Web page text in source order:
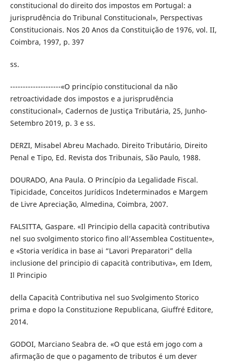
constitucional do direito dos impostos em Portugal: a
jurisprudência do Tribunal Constitucional», Perspectivas
Constitucionais. Nos 20 Anos da Constituição de 1976, vol. II,
Coimbra, 1997, p. 397
ss.
--------------------«O princípio constitucional da não
retroactividade dos impostos e a jurisprudência
constitucional», Cadernos de Justiça Tributária, 25, Junho-
Setembro 2019, p. 3 e ss.
DERZI, Misabel Abreu Machado. Direito Tributário, Direito
Penal e Tipo, Ed. Revista dos Tribunais, São Paulo, 1988.
DOURADO, Ana Paula. O Princípio da Legalidade Fiscal.
Tipicidade, Conceitos Jurídicos Indeterminados e Margem
de Livre Apreciação, Almedina, Coimbra, 2007.
FALSITTA, Gaspare. «Il Principio della capacità contributiva
nel suo svolgimento storico fino all’Assemblea Costituente»,
e «Storia verídica in base ai “Lavori Preparatori” della
inclusione del principio di capacità contributiva», em Idem,
Il Principio
della Capacità Contributiva nel suo Svolgimento Storico
prima e dopo la Constituzione Republicana, Giuffré Editore,
2014.
GODOI, Marciano Seabra de. «O que está em jogo com a
afirmação de que o pagamento de tributos é um dever